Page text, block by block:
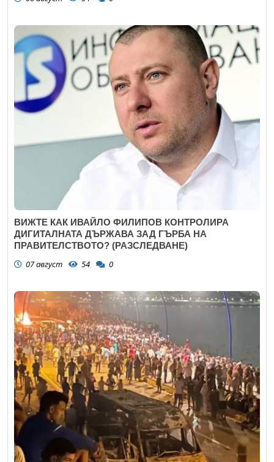
ВИЖТЕ КАК ИВАЙЛО ФИЛИПОВ КОНТРОЛИРА
ДИГИТАЛНАТА ДЪРЖАВА ЗАД ГЪРБА НА
ПРАВИТЕЛСТВОТО? (РАЗСЛЕДВАНЕ)
07 август 54 0